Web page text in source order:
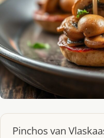
Pinchos van